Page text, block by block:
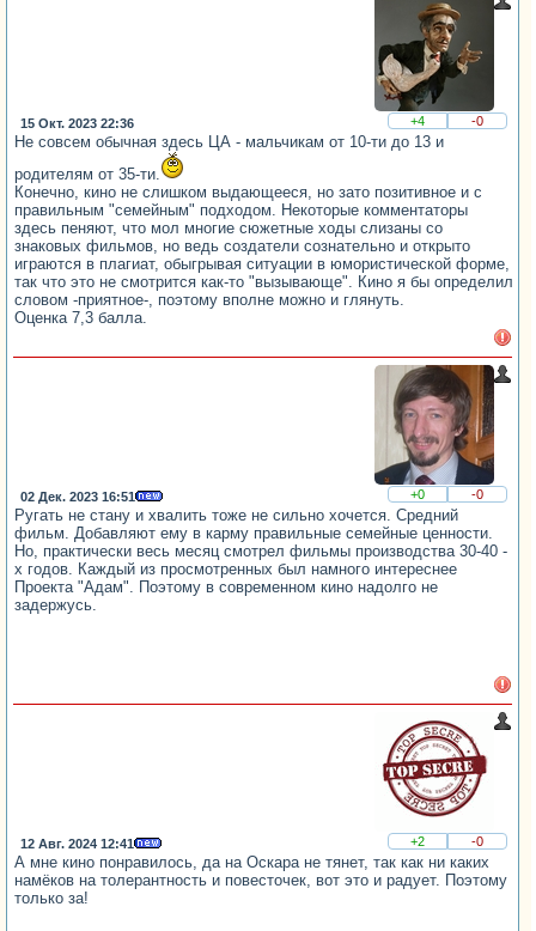
15 Окт. 2023 22:36 +4 -0
Не совсем обычная здесь ЦА - мальчикам от 10-ти до 13 и
родителям от 35-ти.
Конечно, кино не слишком выдающееся, но зато позитивное и с
правильным "семейным" подходом. Некоторые комментаторы
здесь пеняют, что мол многие сюжетные ходы слизаны со
знаковых фильмов, но ведь создатели сознательно и открыто
играются в плагиат, обыгрывая ситуации в юмористической форме,
так что это не смотрится как-то "вызывающе". Кино я бы определил
словом -приятное-, поэтому вполне можно и глянуть.
Оценка 7,3 балла.
02 Дек. 2023 16:51 +0 -0
Ругать не стану и хвалить тоже не сильно хочется. Средний
фильм. Добавляют ему в карму правильные семейные ценности.
Но, практически весь месяц смотрел фильмы производства 30-40 -
х годов. Каждый из просмотренных был намного интереснее
Проекта "Адам". Поэтому в современном кино надолго не
задержусь.
12 Авг. 2024 12:41 +2 -0
А мне кино понравилось, да на Оскара не тянет, так как ни каких
намёков на толерантность и повесточек, вот это и радует. Поэтому
только за!